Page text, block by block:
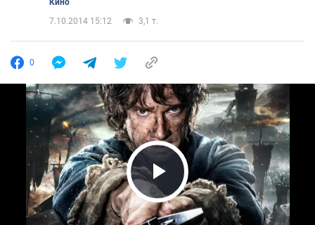
Кино
7.10.2014 15:12
3,1 т.
0
Play Video